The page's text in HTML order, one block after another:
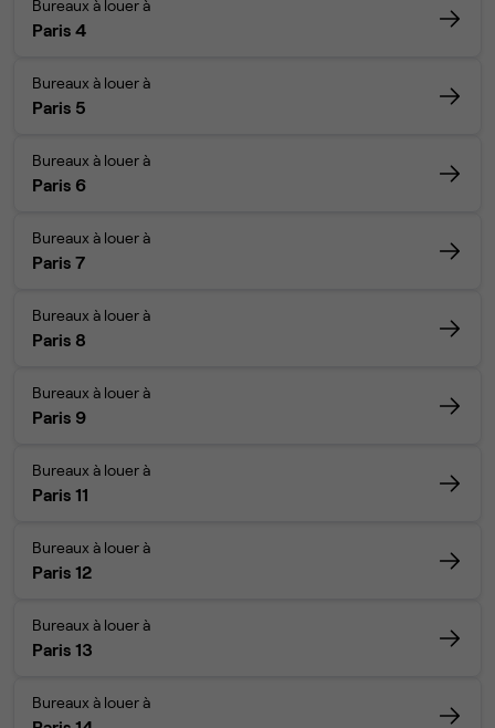
Bureaux à louer à
Paris 4
Bureaux à louer à
Paris 5
Bureaux à louer à
Paris 6
Bureaux à louer à
Paris 7
Bureaux à louer à
Paris 8
Bureaux à louer à
Paris 9
Bureaux à louer à
Paris 11
Bureaux à louer à
Paris 12
Bureaux à louer à
Paris 13
Bureaux à louer à